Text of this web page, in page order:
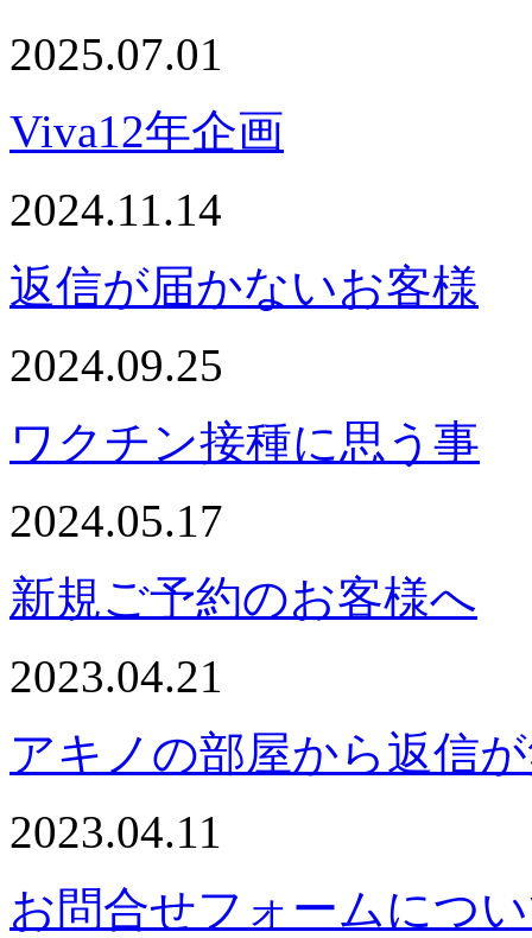
2025.07.01
Viva12年企画
2024.11.14
返信が届かないお客様
2024.09.25
ワクチン接種に思う事
2024.05.17
新規ご予約のお客様へ
2023.04.21
アキノの部屋から返信
2023.04.11
お問合せフォームにつ